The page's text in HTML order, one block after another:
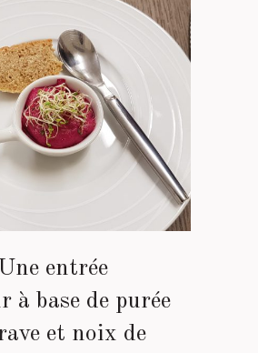
Une entrée
à base de purée
et noix de